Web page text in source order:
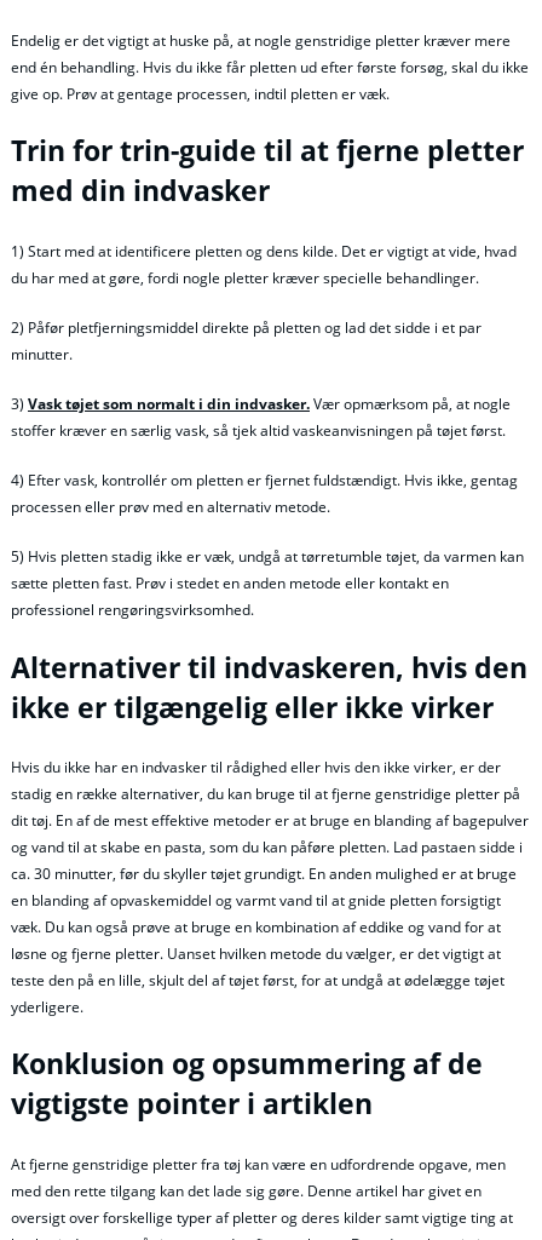
Endelig er det vigtigt at huske på, at nogle genstridige pletter kræver mere
end én behandling. Hvis du ikke får pletten ud efter første forsøg, skal du ikke
give op. Prøv at gentage processen, indtil pletten er væk.
Trin for trin-guide til at fjerne pletter
med din indvasker
1) Start med at identificere pletten og dens kilde. Det er vigtigt at vide, hvad
du har med at gøre, fordi nogle pletter kræver specielle behandlinger.
2) Påfør pletfjerningsmiddel direkte på pletten og lad det sidde i et par
minutter.
3) Vask tøjet som normalt i din indvasker.Vær opmærksom på, at nogle
stoffer kræver en særlig vask, så tjek altid vaskeanvisningen på tøjet først.
4) Efter vask, kontrollér om pletten er fjernet fuldstændigt. Hvis ikke, gentag
processen eller prøv med en alternativ metode.
5) Hvis pletten stadig ikke er væk, undgå at tørretumble tøjet, da varmen kan
sætte pletten fast. Prøv i stedet en anden metode eller kontakt en
professionel rengøringsvirksomhed.
Alternativer til indvaskeren, hvis den
ikke er tilgængelig eller ikke virker
Hvis du ikke har en indvasker til rådighed eller hvis den ikke virker, er der
stadig en række alternativer, du kan bruge til at fjerne genstridige pletter på
dit tøj. En af de mest effektive metoder er at bruge en blanding af bagepulver
og vand til at skabe en pasta, som du kan påføre pletten. Lad pastaen sidde i
ca. 30 minutter, før du skyller tøjet grundigt. En anden mulighed er at bruge
en blanding af opvaskemiddel og varmt vand til at gnide pletten forsigtigt
væk. Du kan også prøve at bruge en kombination af eddike og vand for at
løsne og fjerne pletter. Uanset hvilken metode du vælger, er det vigtigt at
teste den på en lille, skjult del af tøjet først, for at undgå at ødelægge tøjet
yderligere.
Konklusion og opsummering af de
vigtigste pointer i artiklen
At fjerne genstridige pletter fra tøj kan være en udfordrende opgave, men
med den rette tilgang kan det lade sig gøre. Denne artikel har givet en
oversigt over forskellige typer af pletter og deres kilder samt vigtige ting at